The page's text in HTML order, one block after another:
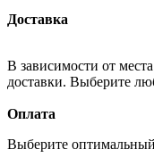
Доставка
В зависимости от
доставки. Выберите
Оплата
Выберите